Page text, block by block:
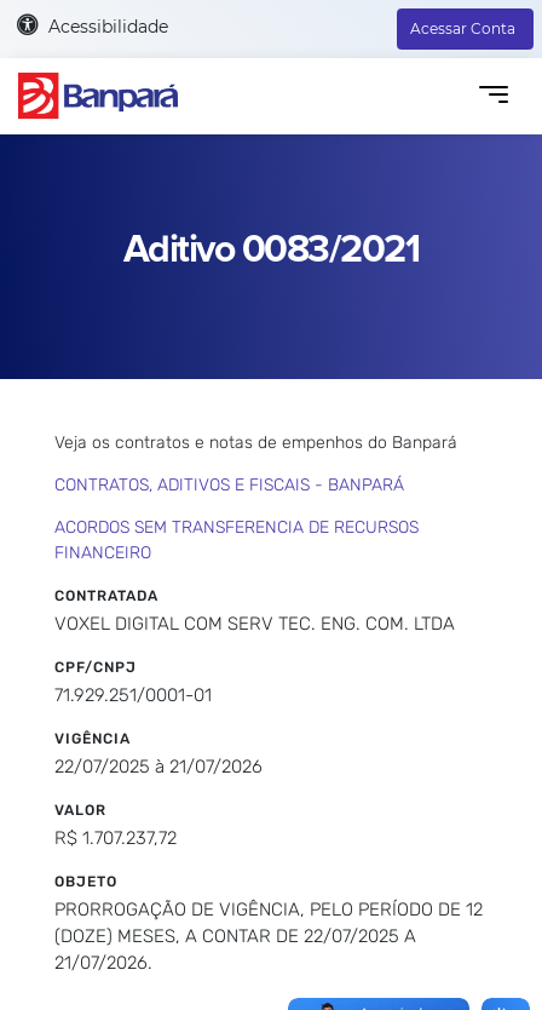
Acessibilidade Acessar Conta
Aditivo 0083/2021
Veja os contratos e notas de empenhos do Banpará
CONTRATOS, ADITIVOS E FISCAIS - BANPARÁ
ACORDOS SEM TRANSFERENCIA DE RECURSOS
FINANCEIRO
CONTRATADA
VOXEL DIGITAL COM SERV TEC. ENG. COM. LTDA
CPF/CNPJ
71.929.251/0001-01
VIGÊNCIA
22/07/2025 à 21/07/2026
VALOR
R$ 1.707.237,72
OBJETO
PRORROGAÇÃO DE VIGÊNCIA, PELO PERÍODO DE 12
(DOZE) MESES, A CONTAR DE 22/07/2025 A
21/07/2026.